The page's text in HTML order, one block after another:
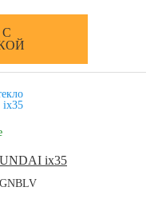
ix35